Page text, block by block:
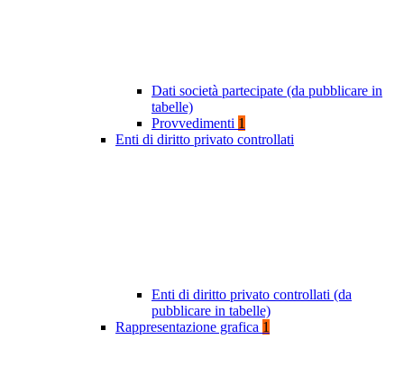
Dati società partecipate (da pubblicare in
tabelle)
Provvedimenti 1
Enti di diritto privato controllati
Enti di diritto privato controllati (da
pubblicare in tabelle)
Rappresentazione grafica 1